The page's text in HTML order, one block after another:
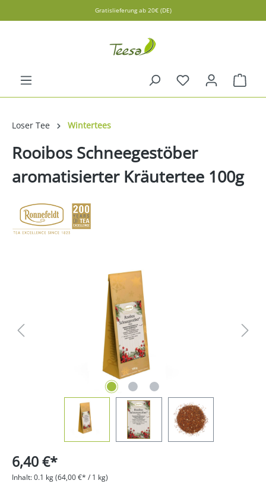
Gratislieferung ab 20€ (DE)
Loser Tee Wintertees
Rooibos Schneegestöber
aromatisierter Kräutertee 100g
6,40 €*
Inhalt:0.1 kg(64,00 €* / 1 kg)